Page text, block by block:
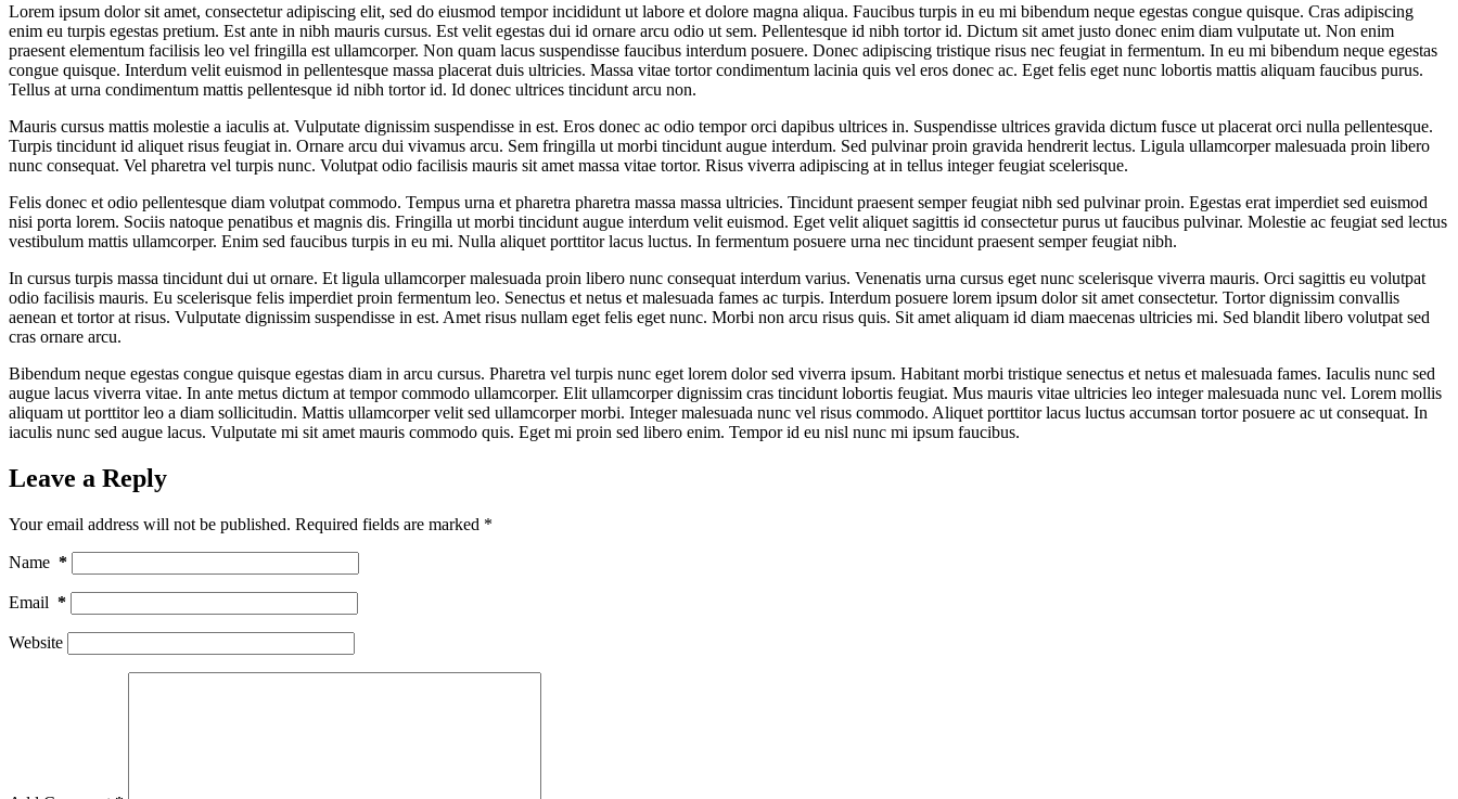
Lorem ipsum dolor sit amet, consectetur adipiscing elit, sed do eiusmod tempor incididunt ut labore et dolore magna aliqua. Faucibus turpis in eu mi bibendum neque egestas congue quisque. Cras adipiscing
enim eu turpis egestas pretium. Est ante in nibh mauris cursus. Est velit egestas dui id ornare arcu odio ut sem. Pellentesque id nibh tortor id. Dictum sit amet justo donec enim diam vulputate ut. Non enim
praesent elementum facilisis leo vel fringilla est ullamcorper. Non quam lacus suspendisse faucibus interdum posuere. Donec adipiscing tristique risus nec feugiat in fermentum. In eu mi bibendum neque egestas
congue quisque. Interdum velit euismod in pellentesque massa placerat duis ultricies. Massa vitae tortor condimentum lacinia quis vel eros donec ac. Eget felis eget nunc lobortis mattis aliquam faucibus purus.
Tellus at urna condimentum mattis pellentesque id nibh tortor id. Id donec ultrices tincidunt arcu non.
Mauris cursus mattis molestie a iaculis at. Vulputate dignissim suspendisse in est. Eros donec ac odio tempor orci dapibus ultrices in. Suspendisse ultrices gravida dictum fusce ut placerat orci nulla pellentesque.
Turpis tincidunt id aliquet risus feugiat in. Ornare arcu dui vivamus arcu. Sem fringilla ut morbi tincidunt augue interdum. Sed pulvinar proin gravida hendrerit lectus. Ligula ullamcorper malesuada proin libero
nunc consequat. Vel pharetra vel turpis nunc. Volutpat odio facilisis mauris sit amet massa vitae tortor. Risus viverra adipiscing at in tellus integer feugiat scelerisque.
Felis donec et odio pellentesque diam volutpat commodo. Tempus urna et pharetra pharetra massa massa ultricies. Tincidunt praesent semper feugiat nibh sed pulvinar proin. Egestas erat imperdiet sed euismod
nisi porta lorem. Sociis natoque penatibus et magnis dis. Fringilla ut morbi tincidunt augue interdum velit euismod. Eget velit aliquet sagittis id consectetur purus ut faucibus pulvinar. Molestie ac feugiat sed lectus
vestibulum mattis ullamcorper. Enim sed faucibus turpis in eu mi. Nulla aliquet porttitor lacus luctus. In fermentum posuere urna nec tincidunt praesent semper feugiat nibh.
In cursus turpis massa tincidunt dui ut ornare. Et ligula ullamcorper malesuada proin libero nunc consequat interdum varius. Venenatis urna cursus eget nunc scelerisque viverra mauris. Orci sagittis eu volutpat
odio facilisis mauris. Eu scelerisque felis imperdiet proin fermentum leo. Senectus et netus et malesuada fames ac turpis. Interdum posuere lorem ipsum dolor sit amet consectetur. Tortor dignissim convallis
aenean et tortor at risus. Vulputate dignissim suspendisse in est. Amet risus nullam eget felis eget nunc. Morbi non arcu risus quis. Sit amet aliquam id diam maecenas ultricies mi. Sed blandit libero volutpat sed
cras ornare arcu.
Bibendum neque egestas congue quisque egestas diam in arcu cursus. Pharetra vel turpis nunc eget lorem dolor sed viverra ipsum. Habitant morbi tristique senectus et netus et malesuada fames. Iaculis nunc sed
augue lacus viverra vitae. In ante metus dictum at tempor commodo ullamcorper. Elit ullamcorper dignissim cras tincidunt lobortis feugiat. Mus mauris vitae ultricies leo integer malesuada nunc vel. Lorem mollis
aliquam ut porttitor leo a diam sollicitudin. Mattis ullamcorper velit sed ullamcorper morbi. Integer malesuada nunc vel risus commodo. Aliquet porttitor lacus luctus accumsan tortor posuere ac ut consequat. In
iaculis nunc sed augue lacus. Vulputate mi sit amet mauris commodo quis. Eget mi proin sed libero enim. Tempor id eu nisl nunc mi ipsum faucibus.
Leave a Reply
Your email address will not be published. Required fields are marked *
Name *
Email *
Website